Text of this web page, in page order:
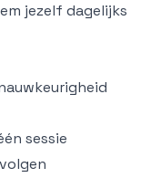
jezelf dagelijks
sessie